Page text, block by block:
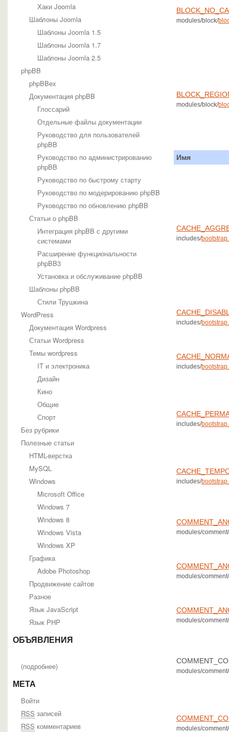
Хаки Joomla
Шаблоны Joomla
Шаблоны Joomla 1.5
Шаблоны Joomla 1.7
Шаблоны Joomla 2.5
phpBB
phpBBex
Документация phpBB
Глоссарий
Отдельные файлы документации
Руководство для пользователей
phpBB
Руководство по администрированию
phpBB
Руководство по быстрому старту
Руководство по модерированию phpBB
Руководство по обновлению phpBB
Статьи о phpBB
Интеграция phpBB с другими
системами
Расширение функциональности
phpBB3
Установка и обслуживание phpBB
Шаблоны phpBB
Стили Трушкина
WordPress
Документация Wordpress
Статьи Wordpress
Темы wordpress
IT и электроника
Дизайн
Кино
Общие
Спорт
Без рубрики
Полезные статьи
HTML-верстка
MySQL
Windows
Microsoft Office
Windows 7
Windows 8
Windows Vista
Windows XP
Графика
Adobe Photoshop
Продвижение сайтов
Разное
Язык JavaScript
Язык PHP
ОБЪЯВЛЕНИЯ
(подробнее)
МЕТА
Войти
RSS записей
RSS комментариев
modules/block/
modules/block/
Имя
includes/
includes/
includes/
includes/
includes/
modules/comment/
modules/comment/
modules/comment/
modules/comment/
modules/comment/